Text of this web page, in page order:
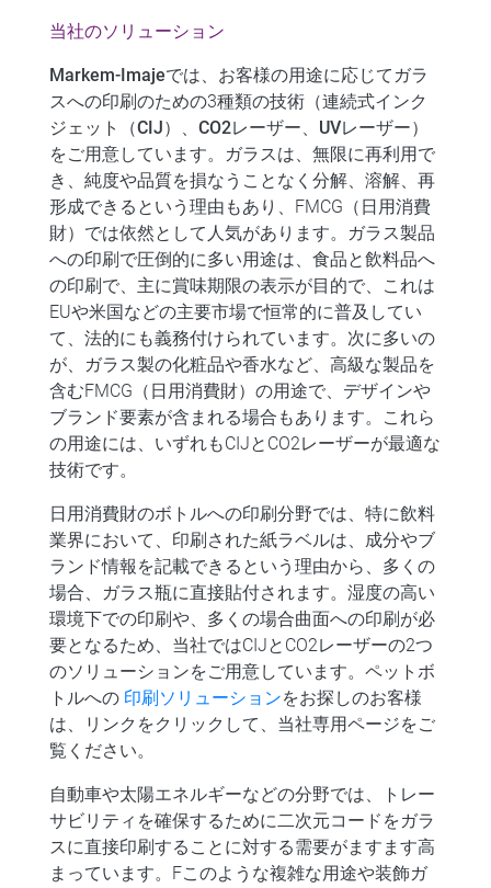
当社のソリューション
Markem-Imajeでは、お客様の用途に応じて ガラ
スへの印刷のための3種類の技術（連続式インク
ジェット（CIJ）、CO2レーザー、UVレーザー）
をご用意しています。ガラスは、無限に再利用で
き、純度や品質を損なうことなく分解、溶解、再
形成できるという理由もあり、FMCG（日用消費
財）では依然として人気があります。ガラス製品
への印刷で圧倒的に多い用途は、 食品と飲料品へ
の印刷で、主に賞味期限の表示が目的で、これは
EUや米国などの主要市場で恒常的に普及してい
て、法的にも義務付けられています。次に多いの
が、ガラス製の化粧品や香水など、高級な製品を
含むFMCG（日用消費財）の用途で、デザインや
ブランド要素が含まれる場合もあります。これら
の用途には、いずれもCIJとCO2レーザーが最適な
技術です。
日用消費財のボトルへの印刷分野では、特に飲料
業界において、 印刷された紙ラベルは、成分やブ
ランド情報を記載できるという理由から、多くの
場合、ガラス瓶に直接貼付されます。湿度の高い
環境下での印刷や、 多くの場合曲面への印刷が必
要となるため、 当社ではCIJとCO2レーザーの2つ
のソリューションをご用意しています。ペットボ
トルへの 印刷ソリューションをお探しのお客様
は、リンクをクリックして、当社専用ページをご
覧ください。
自動車や太陽エネルギーなどの分野では、
トレー
サビリティを確保するために二次元コードをガラ
スに直接印刷することに対する需要がますます高
まっています。Fこのような複雑な用途や装飾ガ